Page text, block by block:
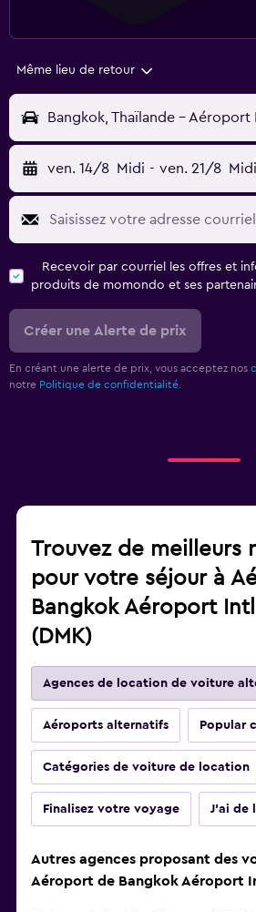
Même lieu de retour
ven. 14/8 Midi - ven. 21/8 Midi
Recevoir par courriel les offres et
produits de momondo et ses
Créer une Alerte de prix
En créant une alerte de prix, vous acceptez nos
notre Politique de confidentialité.
Trouvez de meilleurs
pour votre séjour à
Bangkok Aéroport
(DMK)
Agences de location de voiture
Aéroports alternatifs Popular
Catégories de voiture de location
Finalisez votre voyage J'ai de
Autres agences proposant des
Aéroport de Bangkok Aéroport